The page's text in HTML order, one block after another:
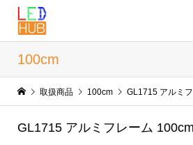
100cm
取扱商品 100cm GL1715 アルミフレーム 100cm 四
GL1715 アルミフレーム